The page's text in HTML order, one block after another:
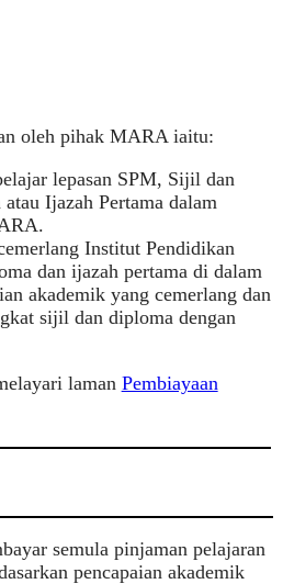
oleh pihak MARA iaitu:
lepasan SPM, Sijil dan
Ijazah Pertama dalam
Institut Pendidikan
dan ijazah pertama di dalam
akademik yang cemerlang dan
sijil dan diploma dengan
laman Pembiayaan
semula pinjaman pelajaran
pencapaian akademik